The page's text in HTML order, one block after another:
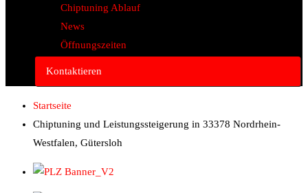
Chiptuning Ablauf
News
Öffnungszeiten
Kontaktieren
Startseite
Chiptuning und Leistungssteigerung in 33378 Nordrhein-
Westfalen, Gütersloh